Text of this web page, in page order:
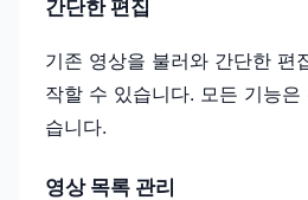
간단한 편집
기존 영상을 불러와 간단한 편
작할 수 있습니다. 모든 기능
습니다.
영상 목록 관리